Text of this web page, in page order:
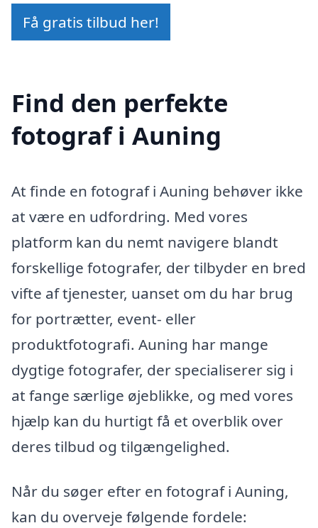
Få gratis tilbud her!
Find den perfekte
fotograf i Auning
At finde en fotograf i Auning behøver ikke
at være en udfordring. Med vores
platform kan du nemt navigere blandt
forskellige fotografer, der tilbyder en bred
vifte af tjenester, uanset om du har brug
for portrætter, event- eller
produktfotografi. Auning har mange
dygtige fotografer, der specialiserer sig i
at fange særlige øjeblikke, og med vores
hjælp kan du hurtigt få et overblik over
deres tilbud og tilgængelighed.
Når du søger efter en fotograf i Auning,
kan du overveje følgende fordele: